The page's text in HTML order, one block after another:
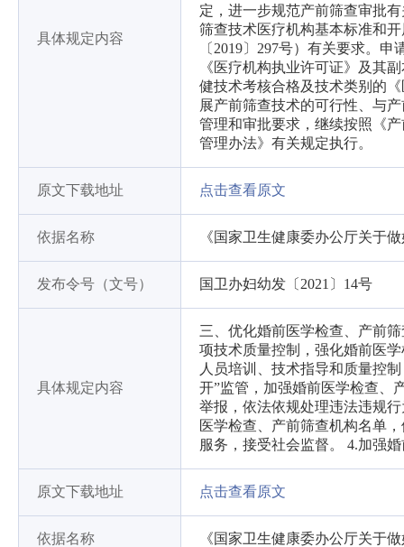
具体规定内容
定，进一步规范产前筛查审批
筛查技术医疗机构基本标准和
〔2019〕297号）有关要求。
《医疗机构执业许可证》及其
健技术考核合格及技术类别的
展产前筛查技术的可行性、与
管理和审批要求，继续按照《
管理办法》有关规定执行。
原文下载地址 点击查看原文
依据名称 《国家卫生健康委办公厅关于
发布令号（文号） 国卫办妇幼发〔2021〕14号
具体规定内容
三、优化婚前医学检查、产前
项技术质量控制，强化婚前医
人员培训、技术指导和质量控
开”监管，加强婚前医学检查、
举报，依法依规处理违法违规
医学检查、产前筛查机构名单
服务，接受社会监督。 4.加强
原文下载地址 点击查看原文
依据名称 《国家卫生健康委办公厅关于